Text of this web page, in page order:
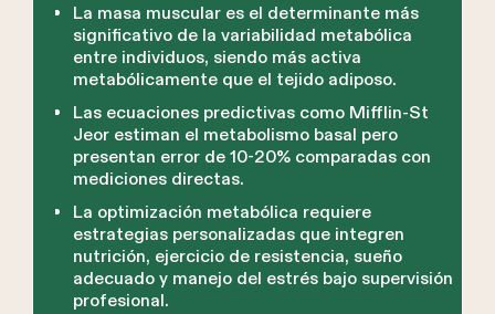
La masa muscular es el determinante más
significativo de la variabilidad metabólica
entre individuos, siendo más activa
metabólicamente que el tejido adiposo.
Las ecuaciones predictivas como Mifflin-St
Jeor estiman el metabolismo basal pero
presentan error de 10-20% comparadas con
mediciones directas.
La optimización metabólica requiere
estrategias personalizadas que integren
nutrición, ejercicio de resistencia, sueño
adecuado y manejo del estrés bajo supervisión
profesional.